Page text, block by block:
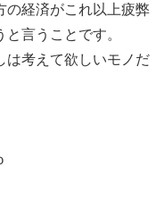
の経済がこれ以上疲弊
言うことです。
は考えて欲しいモノだ